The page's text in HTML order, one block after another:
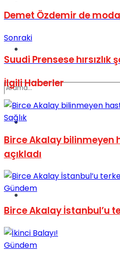
Türkiye
Müzik
View All Result
Demet Özdemir de
Sonraki
Suudi Prensese hırsızlık
İlgiliHaberler
Sağlık
Birce Akalay bilinmeyen
açıkladı
Gündem
Birce Akalay İstanbul’u
Gündem